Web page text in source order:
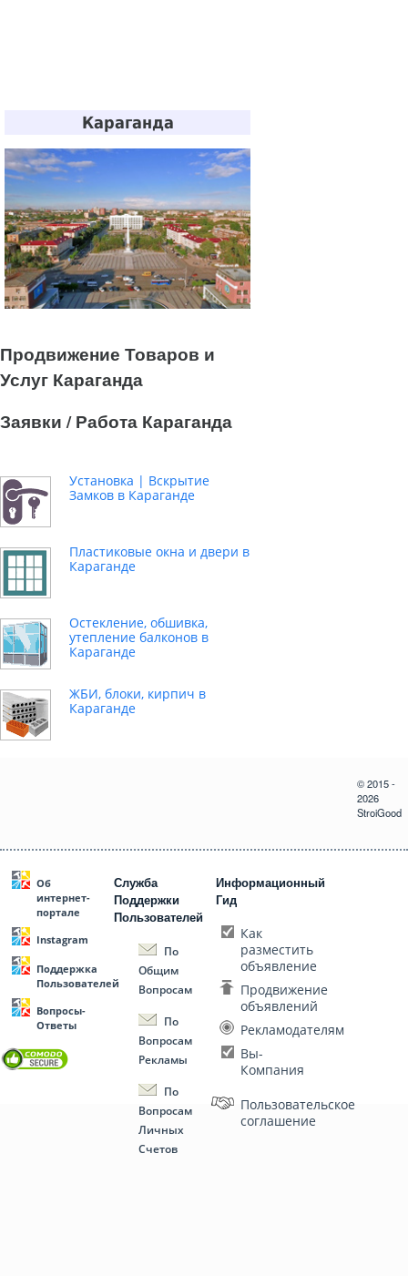
Караганда
Продвижение Товаров и
Услуг Караганда
Заявки / Работа Караганда
Установка | Вскрытие
Замков в Караганде
Пластиковые окна и двери в
Караганде
Остекление, обшивка,
утепление балконов в
Караганде
ЖБИ, блоки, кирпич в
Караганде
Об
интернет-
портале
Instagram
Поддержка
Пользователей
Вопросы-
Ответы
Служба
Поддержки
Пользователей
По
Общим
Вопросам
По
Вопросам
Рекламы
По
Вопросам
Личных
Счетов
Информационный
Гид
Как
разместить
объявление
Продвижение
объявлений
Рекламодателям
Вы-
Компания
Пользовательское
соглашение
© 2015 -
2026
StroiGood